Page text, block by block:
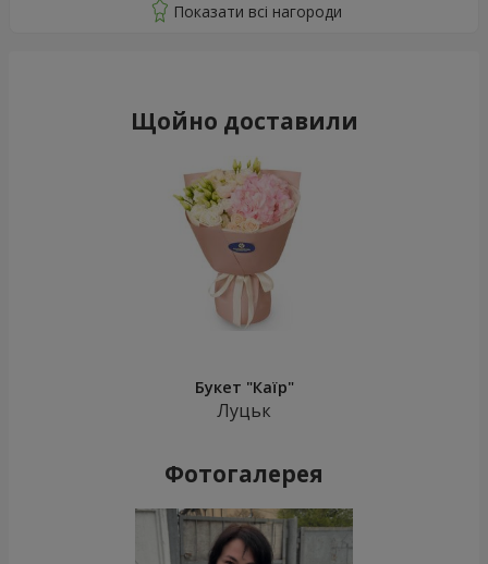
Щойно доставили
Букет "Каїр"
Луцьк
Фотогалерея